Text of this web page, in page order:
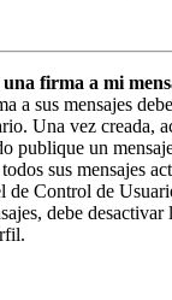
firma a mi
a sus mensajes
Una vez creada,
publique un
sus mensajes
de Control de
debe desactivar